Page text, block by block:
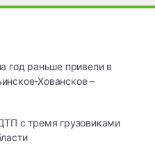
год раньше привели в
Хованское –
с тремя грузовиками